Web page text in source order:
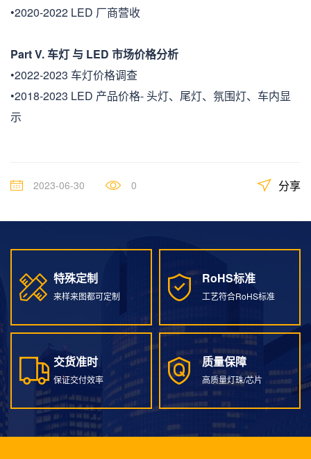
•2020-2022 LED 厂商营收
Part V. 车灯 与 LED 市场价格分析
•2022-2023 车灯价格调查
•2018-2023 LED 产品价格- 头灯、尾灯、氛围灯、车内显
示
2023-06-30 0 分享
特殊定制
来样来图都可定制
特殊定制
RoHS标准
工艺符合RoHS标准
RoHS标准
交货准时
保证交付效率
交货准时
质量保障
高质量灯珠/芯片
质量保障